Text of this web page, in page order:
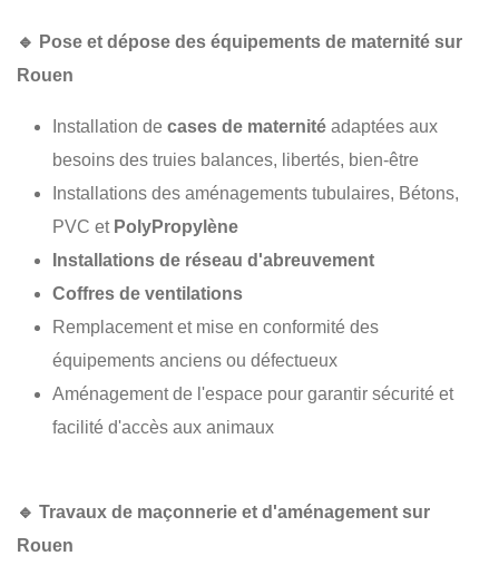
🔹 Pose et dépose des équipements de maternité sur
Rouen
Installation de cases de maternité adaptées aux
besoins des truies balances, libertés, bien-être
Installations des aménagements tubulaires, Bétons,
PVC et PolyPropylène
Installations de réseau d'abreuvement
Coffres de ventilations
Remplacement et mise en conformité des
équipements anciens ou défectueux
Aménagement de l'espace pour garantir sécurité et
facilité d'accès aux animaux
🔹 Travaux de maçonnerie et d'aménagement sur
Rouen